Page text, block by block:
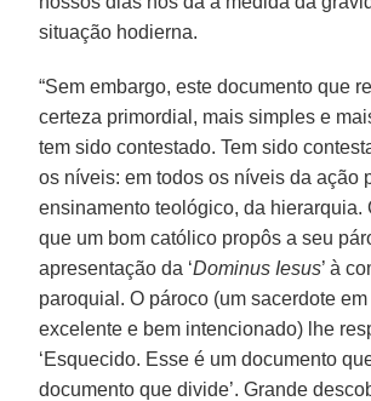
situação hodierna.
“Sem embargo, este documento que
certeza primordial, mais simples e
tem sido contestado. Tem sido
os níveis: em todos os níveis da ação
ensinamento teológico, da hierarquia.
que um bom católico propôs a seu
apresentação da ‘Dominus Iesus’ à
paroquial. O pároco (um sacerdote em
excelente e bem intencionado) lhe
‘Esquecido. Esse é um documento
documento que divide’. Grande